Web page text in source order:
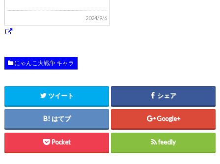
2024/9/6
にゃんこ大戦争 キャラ
ツイート シェア
はてブ Google+
Pocket feedly